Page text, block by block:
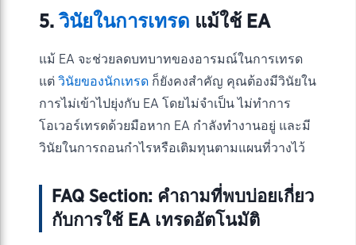
5. วินัยในการเทรด แม้ใช้ EA
แม้ EA จะช่วยลดบทบาทของอารมณ์ในการเทรด
แต่ วินัยของนักเทรด ก็ยังคงสำคัญ คุณต้องมีวินัยใน
การไม่เข้าไปยุ่งกับ EA โดยไม่จำเป็น ไม่ทำการ
โอเวอร์เทรดด้วยมือหาก EA กำลังทำงานอยู่ และมี
วินัยในการถอนกำไรหรือเติมทุนตามแผนที่วางไว้
FAQ Section: คำถามที่พบบ่อยเกี่ยว
กับการใช้ EA เทรดอัตโนมัติ